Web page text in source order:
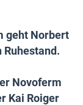
geht Norbert
Ruhestand.
Novoferm
Kai Roiger